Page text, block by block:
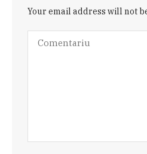
Your email address will not